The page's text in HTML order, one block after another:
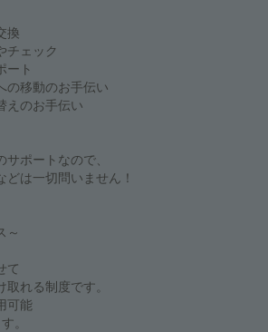
換
チェック
ート
の移動のお手伝い
えのお手伝い
ポートなので、
は一切問いません！
～
て
れる制度です。
可能
。